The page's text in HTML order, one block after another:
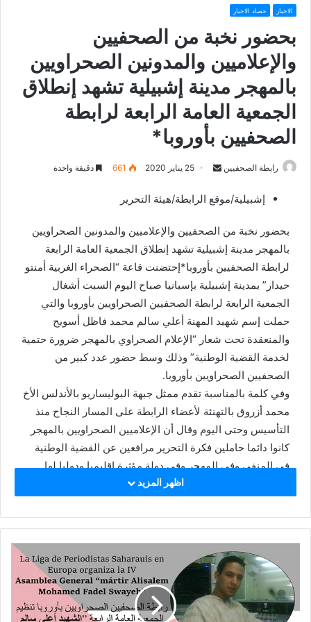
الاخبار حصاد الاخبار
بحضور نخبة من الصحفيين
والإعلاميين والمدونين الصحراويين
بالمهجر مدينة إشبيلية تشهد إنطلاق
الجمعية العامة الرابعة لرابطة
الصحفيين بأوروبا*
رابطة الصحفيين
n
a
n
e
m
a
i
25 يناير 2020 661 دقيقة واحدة
إشبيلية/موقع الرابطة/هيئة التحرير
بحضور نخبة من الصحفيين والإعلاميين والمدونين الصحراويين
بالمهجر مدينة إشبيلية تشهد إنطلاق الجمعية العامة الرابعة
لرابطة الصحفيين بأوروبا*إحتضنت قاعة “الصحراء الغربية أمنتو
حيدار” بمدينة إشبيلية بإسبانيا صباح اليوم السبت أشغال
الجمعية الرابعة لرابطة الصحفيين الصحراويين بأوروبا والتي
حملت إسم شهيد المهنة أعلي سالم محمد فاظل أسويح
والمنعقدة تحت شعار “الإعلام الصحراوي بالمهجر ضرورة حتمية
لخدمة القضية الوطنية” وذلك وسط حضور عدد كبير من
الصحفيين الصحراويين بأوروبا.
وفي كلمة بالمناسبة تقدم ممثل جبهة البوليساريو بالأندلس الأخ
محمد أزروق بالتهنئة لأعضاء الرابطة على المسار النجاح منذ
التأسيس وحتى اليوم وقال أن الإعلاميين الصحراويين بالمهجر
كانوا دائما حاملين فكرة التحرير مرافعين عن القضية الوطنية
في المنفى وفي المهجر وفي دولة مؤثرة إقليميا ودوليا لها
علاقة بماضي وحاضر ومستقبل القضية الصحراوية كما أشار الى
وظرف أفكار وفلسفة ومنهجية ومباديء الجبهة الشعبية لتحرير
الصحراويين أبدعوا في ديار الغربة وبإلتزام ومهنية وموضوعية
في تقديم الحجة والبرهان والدليل على عدالة قضية الشعب
الصحراوي وحقوقه المشروعة في الحرية والإستقلال.
وتناول الكلمة الأخ سيد أبراهيم الخراشي مدير مكتب الجالية
اظهر المزيد